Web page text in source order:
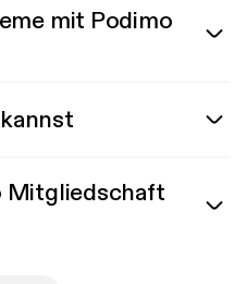
mit Podimo
Mitgliedschaft